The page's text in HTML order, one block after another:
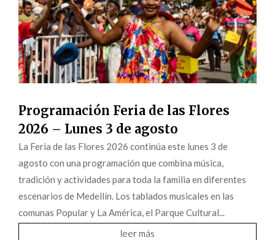
Programación Feria de las Flores
2026 – Lunes 3 de agosto
La Feria de las Flores 2026 continúa este lunes 3 de
agosto con una programación que combina música,
tradición y actividades para toda la familia en diferentes
escenarios de Medellín. Los tablados musicales en las
comunas Popular y La América, el Parque Cultural...
leer más